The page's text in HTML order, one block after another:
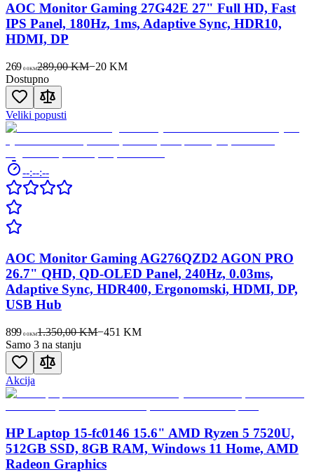
AOC Monitor Gaming 27G42E 27" Full HD, Fast
IPS Panel, 180Hz, 1ms, Adaptive Sync, HDR10,
HDMI, DP
269 00KM289,00 KM−20 KM
Dostupno
Veliki popusti
--:--:--
AOC Monitor Gaming AG276QZD2 AGON PRO
26.7" QHD, QD-OLED Panel, 240Hz, 0.03ms,
Adaptive Sync, HDR400, Ergonomski, HDMI, DP,
USB Hub
899 00KM1.350,00 KM−451 KM
Samo 3 na stanju
Akcija
HP Laptop 15-fc0146 15.6" AMD Ryzen 5 7520U,
512GB SSD, 8GB RAM, Windows 11 Home, AMD
Radeon Graphics